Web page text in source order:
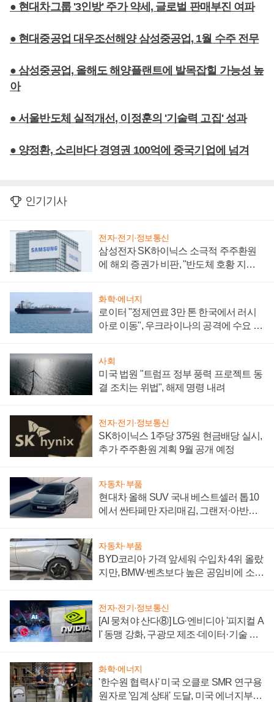
● 현대차그룹 '3인방' 주가 약세, 글로벌 판매부진 여파
● 현대중공업 대우조선해양 삼성중공업, 1월 수주 전무
● 삼성중공업, 올해도 해양플랜트에 발목잡힐 가능성 높
아
● 서울반도체 실적개선, 이정훈의 '기술력 고집' 성과
● 양정환, 소리바다 경영권 100억에 중국기업에 넘겨
인기기사
전자·전기·정보통신
삼성전자 SK하이닉스 소극적 주주환원
에 해외 증권가 비판, "반도체 호황 지속
화학·에너지
로이터 "정제연료 3만 톤 한국에서 러시
아로 이동", 우크라이나의 공격에 수요 늘
사회
미국 법원 "트럼프 정부 풍력 프로젝트 동
결 조치는 위법", 해제 명령 내려
전자·전기·정보통신
SK하이닉스 1주당 375원 현금배당 실시,
추가 주주환원 계획 9월 공개 예정
자동차·부품
현대차 올해 SUV 국내 베스트셀러 톱10
에서 싼타페만 자리매김, 그랜저·아반떼
자동차·부품
BYD코리아 가격 앞세워 수입차 4위 올랐
지만, BMW·벤츠보다 높은 공임비에 소비
전자·전기·정보통신
[AI 뭉쳐야 산다⑧] LG·엔비디아 '피지컬 A
I' 동맹 강화, 구광모 제조·데이터·기술 결
화학·에너지
'한수원 협력사' 미국 오클로 SMR 연구용
원자로 '임계 상태' 도달, 미국 에너지부